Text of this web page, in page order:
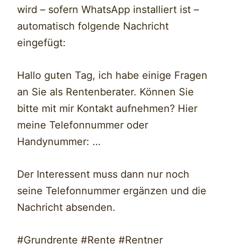
wird – sofern WhatsApp installiert ist –
automatisch folgende Nachricht
eingefügt:
Hallo guten Tag, ich habe einige Fragen
an Sie als Rentenberater. Können Sie
bitte mit mir Kontakt aufnehmen? Hier
meine Telefonnummer oder
Handynummer: …
Der Interessent muss dann nur noch
seine Telefonnummer ergänzen und die
Nachricht absenden.
#Grundrente #Rente #Rentner